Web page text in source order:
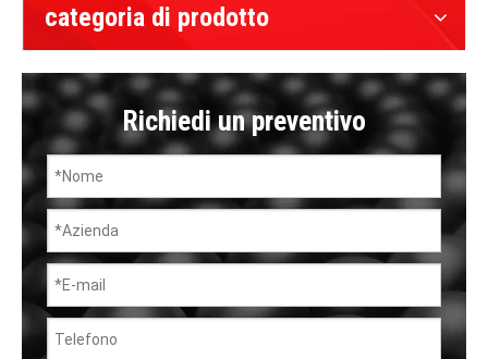
categoria di prodotto
Richiedi un preventivo